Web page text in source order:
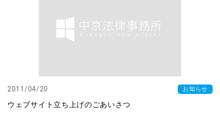
2011/04/20 お知らせ
ウェブサイト立ち上げのごあいさつ